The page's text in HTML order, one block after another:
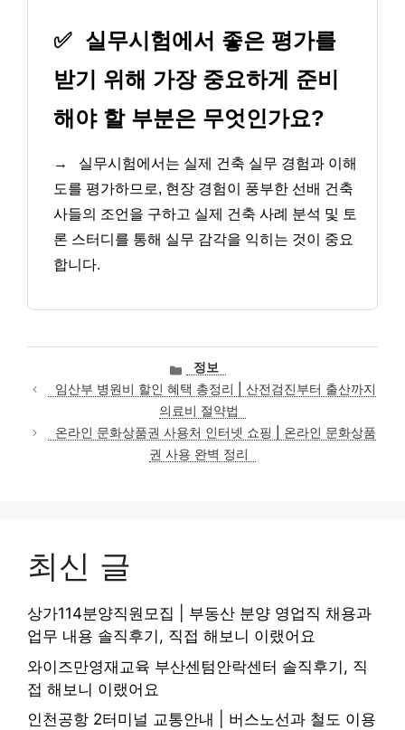
✅ 실무시험에서 좋은 평가를
받기 위해 가장 중요하게 준비
해야 할 부분은 무엇인가요?
→
실무시험에서는 실제 건축 실무 경험과 이해
도를 평가하므로, 현장 경험이 풍부한 선배 건축
사들의 조언을 구하고 실제 건축 사례 분석 및 토
론 스터디를 통해 실무 감각을 익히는 것이 중요
합니다.
카
테
고
리
정보
임산부 병원비 할인 혜택 총정리 | 산전검진부터 출산까지
의료비 절약법
온라인 문화상품권 사용처 인터넷 쇼핑 | 온라인 문화상품
권 사용 완벽 정리
최신 글
상가114분양직원모집 | 부동산 분양 영업직 채용과
업무 내용 솔직후기, 직접 해보니 이랬어요
와이즈만영재교육 부산센텀안락센터 솔직후기, 직
접 해보니 이랬어요
인천공항 2터미널 교통안내 | 버스노선과 철도 이용